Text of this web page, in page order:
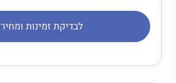
לבדיקת זמינות ומחיר